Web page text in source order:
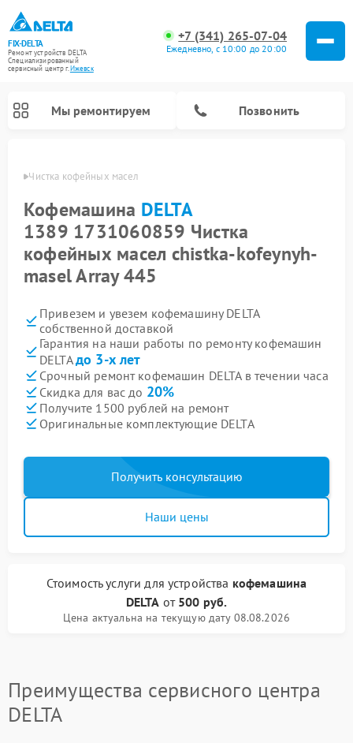
FIX-DELTA
Ремонт устройств DELTA
Специализированный
cервисный центр г.Ижевск
+7 (341) 265-07-04
Ежедневно, с 10:00 до 20:00
Мы ремонтируем Позвонить
Чистка кофейных масел
Кофемашина DELTA
1389 1731060859 Чистка
кофейных масел chistka-kofeynyh-
masel Array 445
Привезем и увезем кофемашину DELTA
собственной доставкой
Гарантия на наши работы по ремонту кофемашин
DELTAдо 3-х лет
Срочный ремонт кофемашин DELTA в течении часа
Скидка для вас до 20%
Получите 1500 рублей на ремонт
Оригинальные комплектующие DELTA
Получить консультацию
Наши цены
Стоимость услугидля устройства кофемашина
DELTA от 500 руб.
Цена актуальна на текущую дату 08.08.2026
Преимущества сервисного центра
DELTA